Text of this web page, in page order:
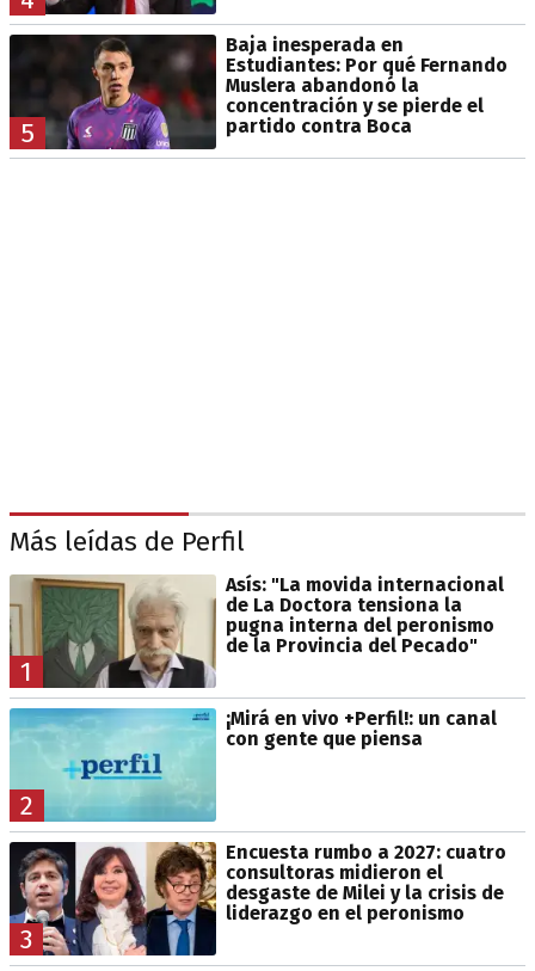
5
Baja inesperada en
Estudiantes: Por qué Fernando
Muslera abandonó la
concentración y se pierde el
partido contra Boca
Más leídas de Perfil
1
Asís: "La movida internacional
de La Doctora tensiona la
pugna interna del peronismo
de la Provincia del Pecado"
2
¡Mirá en vivo +Perfil!: un canal
con gente que piensa
3
Encuesta rumbo a 2027: cuatro
consultoras midieron el
desgaste de Milei y la crisis de
liderazgo en el peronismo